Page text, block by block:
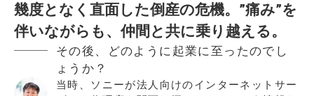
幾度となく直面した倒産の危機。”痛み”を
伴いながらも、仲間と共に乗り越える。
その後、どのように起業に至ったのでし
ょうか？
当時、ソニーが法人向けのインターネットサー